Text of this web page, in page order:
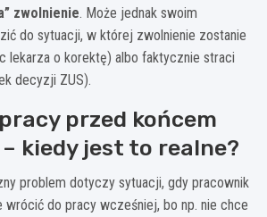
zwolnienie. Może jednak swoim
do sytuacji, w której zwolnienie zostanie
lekarza o korektę) albo faktycznie straci
decyzji ZUS).
przed końcem
kiedy jest to realne?
problem dotyczy sytuacji, gdy pracownik
do pracy wcześniej, bo np. nie chce